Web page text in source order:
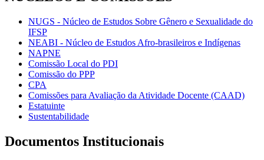
NUGS - Núcleo de Estudos Sobre Gênero e Sexualidade do
IFSP
NEABI - Núcleo de Estudos Afro-brasileiros e Indígenas
NAPNE
Comissão Local do PDI
Comissão do PPP
CPA
Comissões para Avaliação da Atividade Docente (CAAD)
Estatuinte
Sustentabilidade
Documentos Institucionais